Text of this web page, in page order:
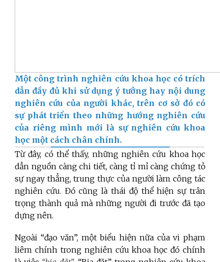
Một công trình nghiên cứu khoa học có trích
dẫn đầy đủ khi sử dụng ý tưởng hay nội dung
nghiên cứu của người khác, trên cơ sở đó có
sự phát triển theo những hướng nghiên cứu
của riêng mình mới là sự nghiên cứu khoa
học một cách chân chính.
Từ đây, có thể thấy, những nghiên cứu khoa học
dẫn nguồn càng chi tiết, càng tỉ mỉ càng chứng tỏ
sự ngay thẳng, trung thực của người làm công tác
nghiên cứu. Đó cũng là thái độ thể hiện sự trân
trọng thành quả mà những người đi trước đã tạo
dựng nên.
Ngoài “đạo văn”, một biểu hiện nữa của vi phạm
liêm chính trong nghiên cứu khoa học đó chính